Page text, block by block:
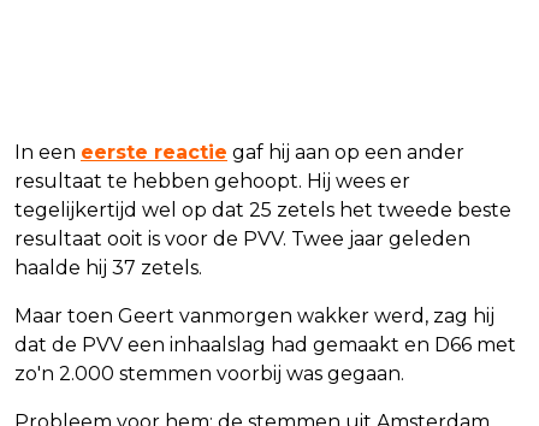
In een eerste reactie gaf hij aan op een ander
resultaat te hebben gehoopt. Hij wees er
tegelijkertijd wel op dat 25 zetels het tweede beste
resultaat ooit is voor de PVV. Twee jaar geleden
haalde hij 37 zetels.
Maar toen Geert vanmorgen wakker werd, zag hij
dat de PVV een inhaalslag had gemaakt en D66 met
zo'n 2.000 stemmen voorbij was gegaan.
Probleem voor hem: de stemmen uit Amsterdam